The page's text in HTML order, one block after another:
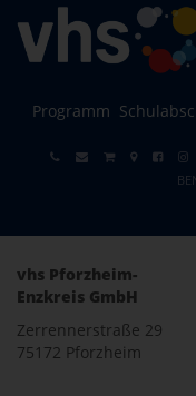
Programm
vhs Pforzheim-
Enzkreis GmbH
Zerrennerstraße 29
75172 Pforzheim